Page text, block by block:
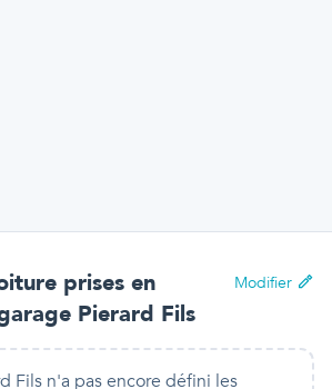
prises en
Pierard Fils
Modifier
Fils n'a pas encore défini les